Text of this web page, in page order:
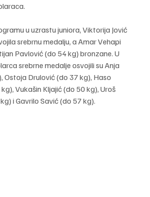
u uzrastu juniora, Viktorija Jović
srebrnu medalju, a Amar Vehapi
Pavlović (do 54 kg) bronzane. U
srebrne medalje osvojili su Anja
Ostoja Drulović (do 37 kg), Haso
Vukašin Kljajić (do 50 kg), Uroš
i Gavrilo Savić (do 57 kg).